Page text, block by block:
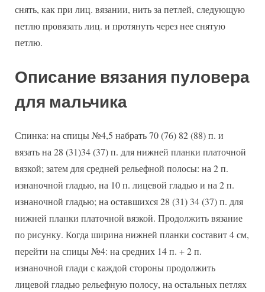
снять, как при лиц. вязании, нить за петлей, следующую
петлю провязать лиц. и протянуть через нее снятую
петлю.
Описание вязания пуловера
для мальчика
Спинка: на спицы №4,5 набрать 70 (76) 82 (88) п. и
вязать на 28 (31)34 (37) п. для нижней планки платочной
вязкой; затем для средней рельефной полосы: на 2 п.
изнаночной гладью, на 10 п. лицевой гладью и на 2 п.
изнаночной гладью; на оставшихся 28 (31) 34 (37) п. для
нижней планки платочной вязкой. Продолжить вязание
по рисунку. Когда ширина нижней планки составит 4 см,
перейти на спицы №4: на средних 14 п. + 2 п.
изнаночной глади с каждой стороны продолжить
лицевой гладью рельефную полосу, на остальных петлях